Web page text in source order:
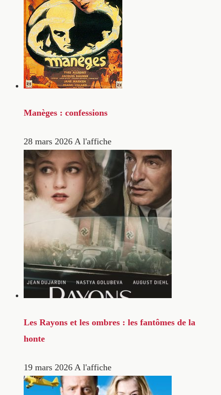
Manèges : confessions
28 mars 2026 A l'affiche
Les Rayons et les ombres : les fantômes de la
honte
19 mars 2026 A l'affiche